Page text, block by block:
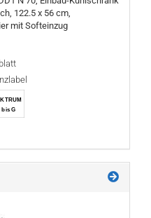
122.5 x 56 cm,
mit Softeinzug
bis G